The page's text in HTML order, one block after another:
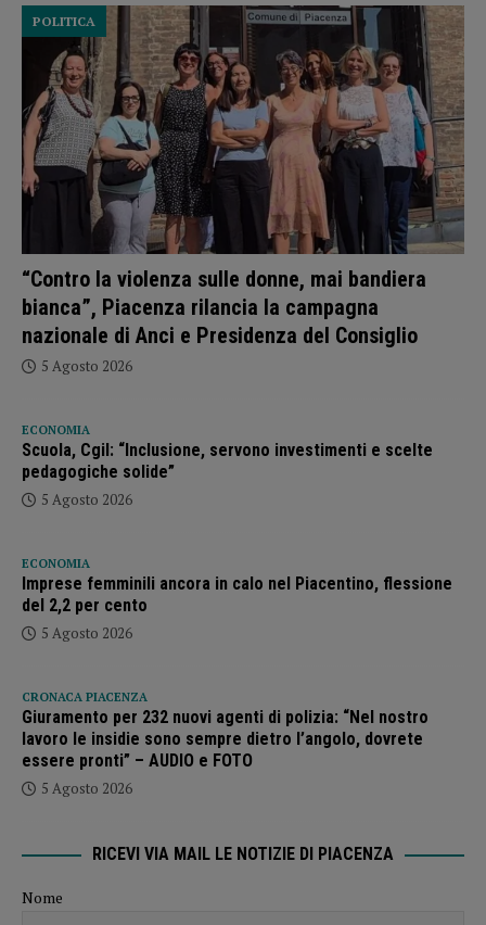
“Contro la violenza sulle donne, mai bandiera
bianca”, Piacenza rilancia la campagna
nazionale di Anci e Presidenza del Consiglio
POLITICA
5 Agosto 2026
ECONOMIA
Scuola, Cgil: “Inclusione, servono investimenti e scelte
pedagogiche solide”
5 Agosto 2026
ECONOMIA
Imprese femminili ancora in calo nel Piacentino, flessione
del 2,2 per cento
5 Agosto 2026
CRONACA PIACENZA
Giuramento per 232 nuovi agenti di polizia: “Nel nostro
lavoro le insidie sono sempre dietro l’angolo, dovrete
essere pronti” – AUDIO e FOTO
5 Agosto 2026
RICEVI VIA MAIL LE NOTIZIE DI PIACENZA
Nome